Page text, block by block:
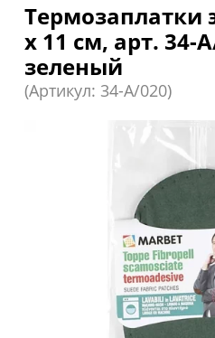
Термозаплатки
х 11 см, арт. 34-
зеленый
(Артикул: 34-A/020)